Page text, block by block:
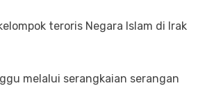
teroris Negara Islam di Irak
melalui serangkaian serangan